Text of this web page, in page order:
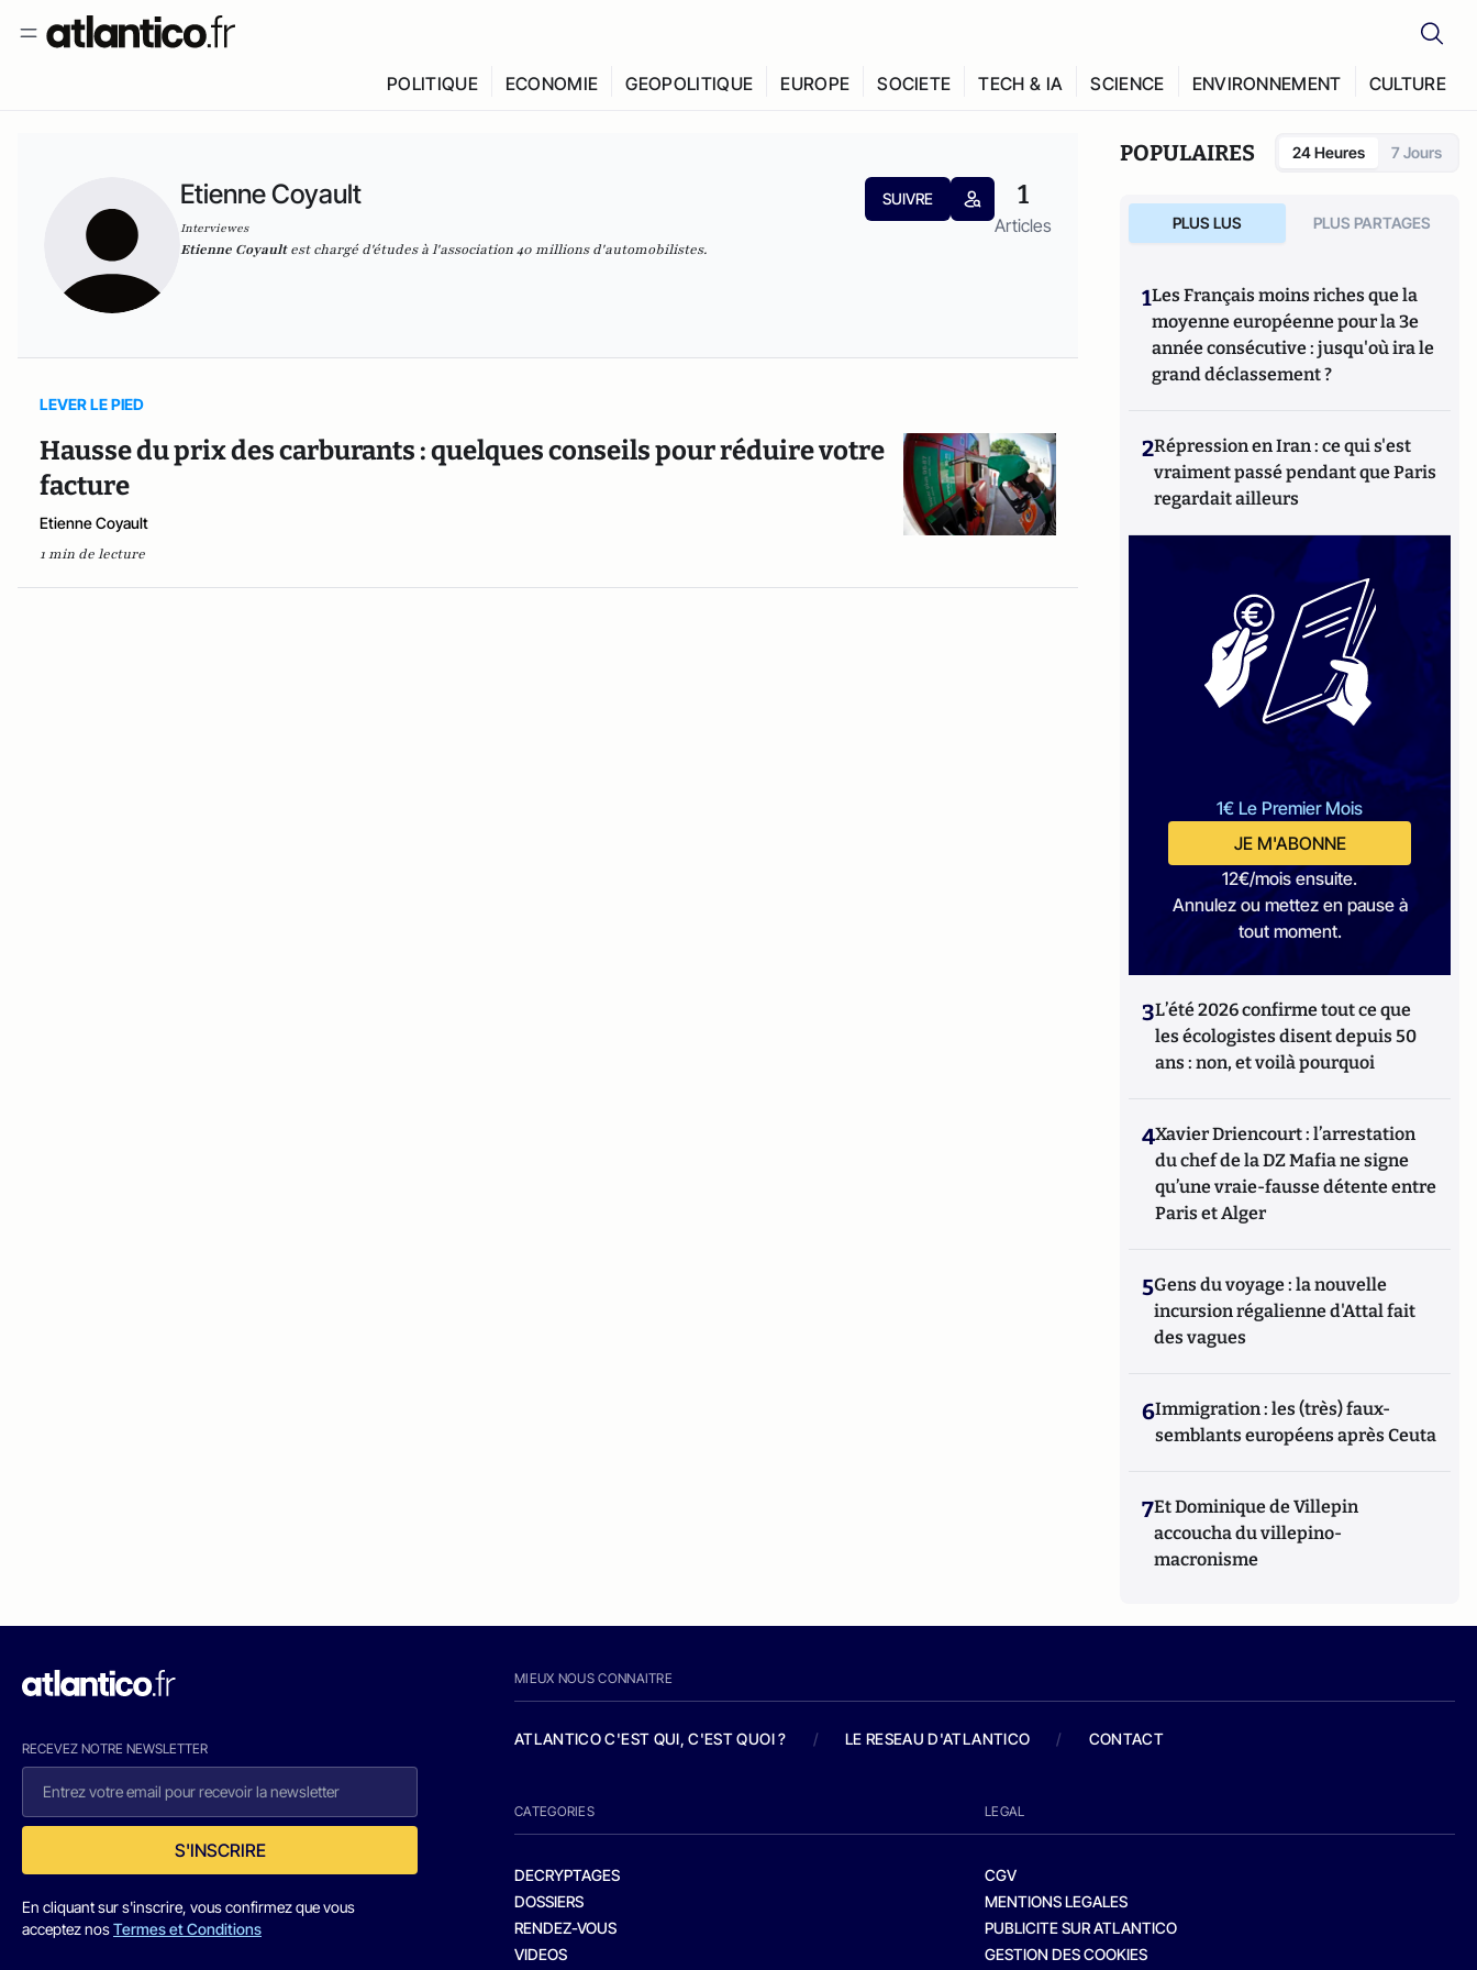
POLITIQUE ECONOMIE GEOPOLITIQUE EUROPE SOCIETE TECH & IA SCIENCE ENVIRONNEMENT CULTURE
Etienne Coyault
Interviewes
SUIVRE 1
Articles
Etienne Coyaultest chargé d'études à l'association40 millions d'automobilistes.
LEVER LE PIED
Hausse du prix des carburants : quelques conseils pour réduire votre
facture
Etienne Coyault
1 min de lecture
POPULAIRES 24 Heures 7 Jours
PLUS LUS PLUS PARTAGES
1Les Français moins riches que la
moyenne européenne pour la 3e
année consécutive : jusqu'où ira le
grand déclassement ?
2Répression en Iran : ce qui s'est
vraiment passé pendant que Paris
regardait ailleurs
1€ Le Premier Mois
JE M'ABONNE
12€/mois ensuite.
Annulez ou mettez en pause à
tout moment.
3L’été 2026 confirme tout ce que
les écologistes disent depuis 50
ans : non, et voilà pourquoi
4Xavier Driencourt : l’arrestation
du chef de la DZ Mafia ne signe
qu’une vraie-fausse détente entre
Paris et Alger
5Gens du voyage : la nouvelle
incursion régalienne d'Attal fait
des vagues
6Immigration : les (très) faux-
semblants européens après Ceuta
7Et Dominique de Villepin
accoucha du villepino-
macronisme
RECEVEZ NOTRE NEWSLETTER
S'INSCRIRE
En cliquant sur s'inscrire, vous confirmez que vous
acceptez nosTermes et Conditions
MIEUX NOUS CONNAITRE
ATLANTICO C'EST QUI, C'EST QUOI ? / LE RESEAU D'ATLANTICO / CONTACT
CATEGORIES
DECRYPTAGES
DOSSIERS
RENDEZ-VOUS
VIDEOS
LEGAL
CGV
MENTIONS LEGALES
PUBLICITE SUR ATLANTICO
GESTION DES COOKIES